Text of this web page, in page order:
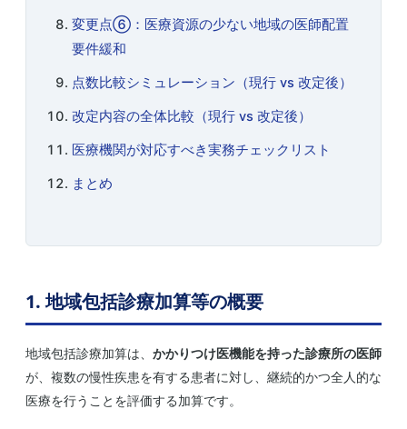
変更点⑥：医療資源の少ない地域の医師配置
要件緩和
点数比較シミュレーション（現行 vs 改定後）
改定内容の全体比較（現行 vs 改定後）
医療機関が対応すべき実務チェックリスト
まとめ
1. 地域包括診療加算等の概要
地域包括診療加算は、 かかりつけ医機能を持った診療所の医師
が、複数の慢性疾患を有する患者に対し、継続的かつ全人的な
医療を行うことを評価する加算です。